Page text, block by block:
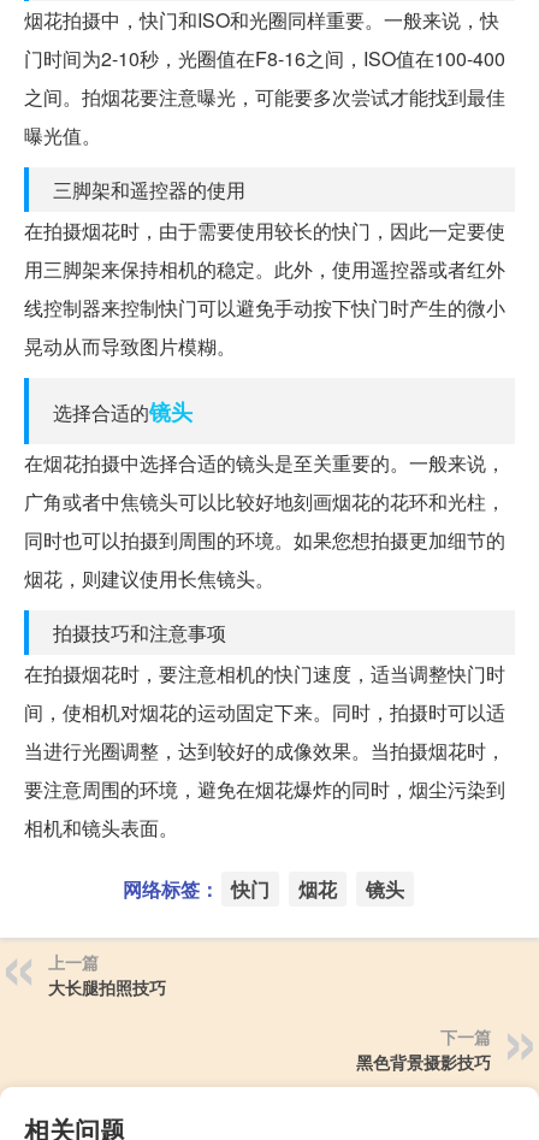
烟花拍摄中，快门和ISO和光圈同样重要。一般来说，快
门时间为2-10秒，光圈值在F8-16之间，ISO值在100-400
之间。拍烟花要注意曝光，可能要多次尝试才能找到最佳
曝光值。
三脚架和遥控器的使用
在拍摄烟花时，由于需要使用较长的快门，因此一定要使
用三脚架来保持相机的稳定。此外，使用遥控器或者红外
线控制器来控制快门可以避免手动按下快门时产生的微小
晃动从而导致图片模糊。
选择合适的镜头
在烟花拍摄中选择合适的镜头是至关重要的。一般来说，
广角或者中焦镜头可以比较好地刻画烟花的花环和光柱，
同时也可以拍摄到周围的环境。如果您想拍摄更加细节的
烟花，则建议使用长焦镜头。
拍摄技巧和注意事项
在拍摄烟花时，要注意相机的快门速度，适当调整快门时
间，使相机对烟花的运动固定下来。同时，拍摄时可以适
当进行光圈调整，达到较好的成像效果。当拍摄烟花时，
要注意周围的环境，避免在烟花爆炸的同时，烟尘污染到
相机和镜头表面。
网络标签： 快门 烟花 镜头
上一篇
大长腿拍照技巧
下一篇
黑色背景摄影技巧
相关问题